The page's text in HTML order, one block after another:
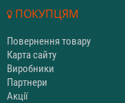
ПОКУПЦЯМ
Повернення товару
Карта сайту
Виробники
Партнери
Акції